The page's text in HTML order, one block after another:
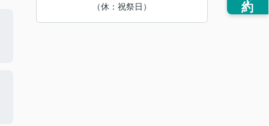
（休：祝祭日）